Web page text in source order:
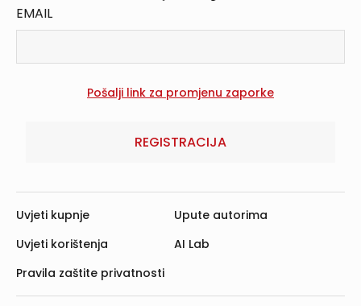
EMAIL
REGISTRACIJA
Uvjeti kupnje
Uvjeti korištenja
Pravila zaštite privatnosti
Upute autorima
AI Lab